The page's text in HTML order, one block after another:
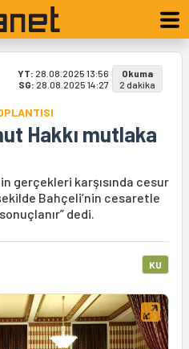
YT: 28.08.2025 13:56
SG: 28.08.2025 14:27
Okuma
2 dakika
Hakkı mutlaka
gerçekleri karşısında cesur
Bahçeli’nin cesaretle
dedi.
KU